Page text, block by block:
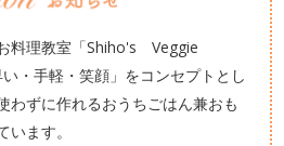
料理教室「Shiho's Veggie
・手軽・笑顔」をコンセプトとし
わずに作れるおうちごはん兼おも
ます。